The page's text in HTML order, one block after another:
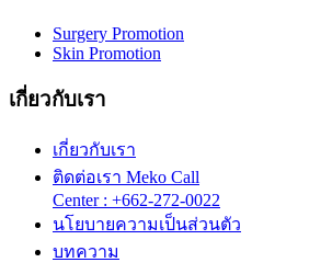
Surgery Promotion
Skin Promotion
เกี่ยวกับเรา
เกี่ยวกับเรา
ติดต่อเรา Meko Call
Center : +662-272-0022
นโยบายความเป็นส่วนตัว
บทความ